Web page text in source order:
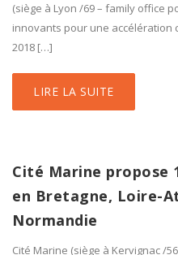
(siège à Lyon /69 – family office
innovants pour une accélération
2018 […]
LIRE LA SUITE
Cité Marine propose
en Bretagne, Loire-
Normandie
Cité Marine (siège à Kervignac /